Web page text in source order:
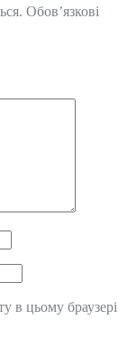
Обов’язкові
в цьому браузері